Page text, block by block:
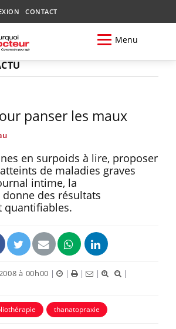
CONTACT
Menu
panser les maux
en surpoids à lire, proposer
de maladies graves
intime, la
des résultats
quantifiables.
à 00h00 | | | |
|
thanatopraxie